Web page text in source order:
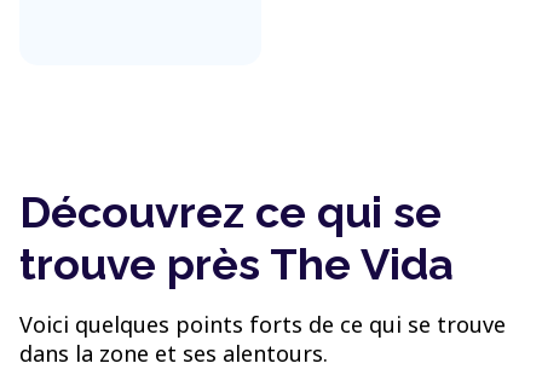
Découvrez ce qui se
trouve près The Vida
Voici quelques points forts de ce qui se trouve
dans la zone et ses alentours.